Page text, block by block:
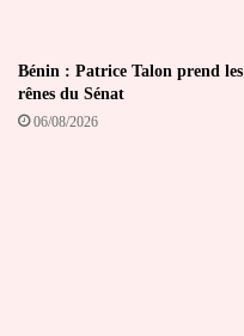
Bénin : Patrice Talon prend les
rênes du Sénat
06/08/2026